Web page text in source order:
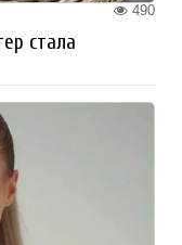
490
стала